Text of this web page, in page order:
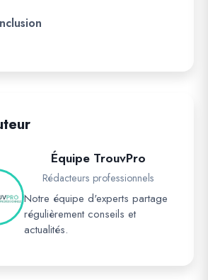
Équipe TrouvPro
Rédacteurs professionnels
Notre équipe d'experts partage
régulièrement conseils et
actualités.